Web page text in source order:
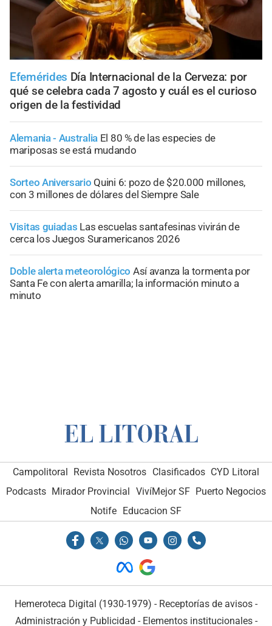
Efemérides Día Internacional de la Cerveza: por
qué se celebra cada 7 agosto y cuál es el curioso
origen de la festividad
Alemania - Australia El 80 % de las especies de
mariposas se está mudando
Sorteo Aniversario Quini 6: pozo de $20.000 millones,
con 3 millones de dólares del Siempre Sale
Visitas guiadas Las escuelas santafesinas vivirán de
cerca los Juegos Suramericanos 2026
Doble alerta meteorológico Así avanza la tormenta por
Santa Fe con alerta amarilla; la información minuto a
minuto
Campolitoral Revista Nosotros Clasificados CYD Litoral
Podcasts Mirador Provincial VivíMejor SF Puerto Negocios
Notife Educacion SF
Hemeroteca Digital (1930-1979) - Receptorías de avisos -
Administración y Publicidad - Elementos institucionales-